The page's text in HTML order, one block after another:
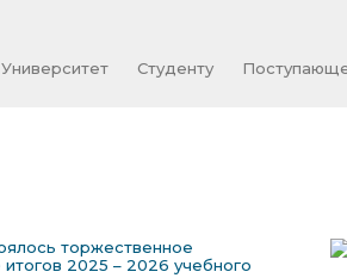
Университет Студенту